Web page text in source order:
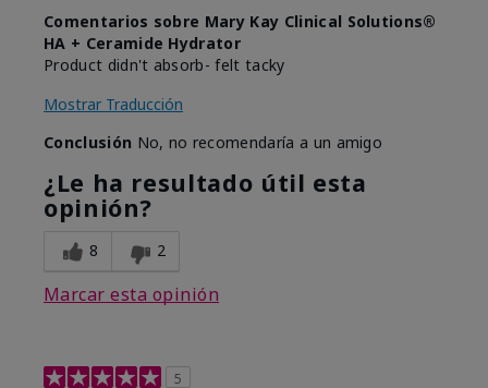
Comentarios sobre Mary Kay Clinical Solutions®
HA + Ceramide Hydrator
Product didn't absorb- felt tacky
Mostrar Traducción
Conclusión No, no recomendaría a un amigo
¿Le ha resultado útil esta
opinión?
8 2
Marcar esta opinión
5